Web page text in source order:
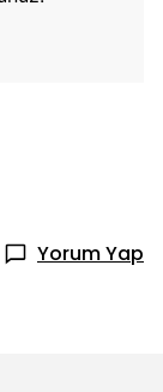
Yorum Yap